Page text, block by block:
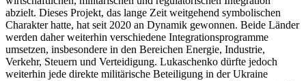
abzielt. Dieses Projekt, das lange Zeit weitgehend symbolischen
Charakter hatte, hat seit 2020 an Dynamik gewonnen. Beide Länder
werden daher weiterhin verschiedene Integrationsprogramme
umsetzen, insbesondere in den Bereichen Energie, Industrie,
Verkehr, Steuern und Verteidigung. Lukaschenko dürfte jedoch
weiterhin jede direkte militärische Beteiligung in der Ukraine